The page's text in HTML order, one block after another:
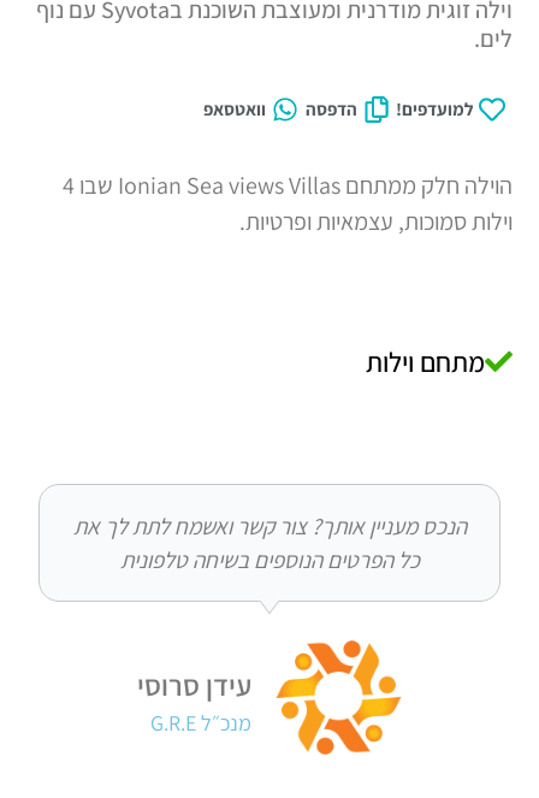
וילה זוגית מודרנית ומעוצבת השוכנת בSyvota עם נוף
הדפסה וואטסאפ
הוילה חלק ממתחם Ionian Sea views Villas שבו 4
עצמאיות ופרטיות.
וילות
מעניין אותך? צור קשר ואשמח לתת לך את
כל הפרטים הנוספים בשיחה טלפונית
עידן סרוסי
מנכ״ל G.R.E